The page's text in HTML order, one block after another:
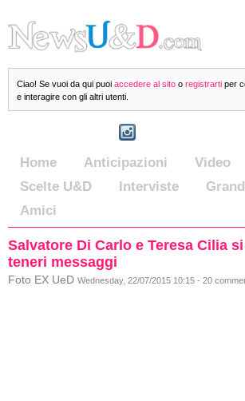
Ciao! Se vuoi da qui puoi accedere al sito o registrarti per
e interagire con gli altri utenti.
Home Anticipazioni Video
Scelte U&D
Interviste
Amici
Salvatore Di Carlo e Teresa Cilia
teneri messaggi
Foto EX UeD Wednesday, 22/07/2015 10:15 - 20